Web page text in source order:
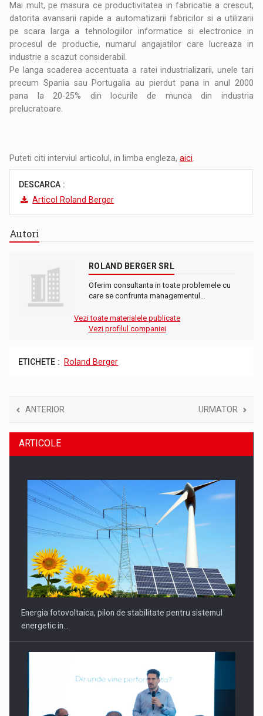
Mai mult, pe masura ce productivitatea in fabricatie a crescut,
datorita avansarii rapide a automatizarii fabricilor si a utilizarii
pe scara larga a tehnologiilor informatice si electronice in
procesul de productie, numarul angajatilor care lucreaza in
industrie a scazut considerabil.
Pe langa scaderea accentuata a ratei industrializarii, unele tari
precum Spania sau Portugalia au pierdut pana in anul 2000
pana la 20-25% din locurile de munca din industria
prelucratoare.
Puteti citi interviul articolul, in limba engleza,aici
DESCARCA :
Articol Roland Berger
Autori
ROLAND BERGER SRL
Oferim consultanta in toate problemele cu
care se confrunta managementul…
Vezi toate materialele publicate
Vezi profilul companiei
ETICHETE : Roland Berger
ANTERIOR URMATOR
ARTICOLE
Energia fotovoltaica, pilon de stabilitate pentru sistemul
energetic in…